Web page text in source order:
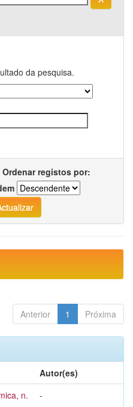
da pesquisa.
Ordenar registos por:
Anterior 1 Próxima
Autor(es)
n.
-